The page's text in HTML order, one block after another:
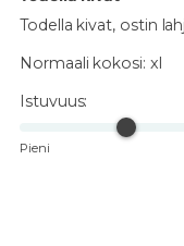
Todella kivat, ostin
Normaali kokosi: xl
Istuvuus:
Pieni